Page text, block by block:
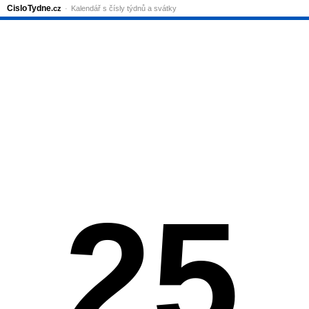
CisloTydne.cz Kalendář s čísly týdnů a svátky